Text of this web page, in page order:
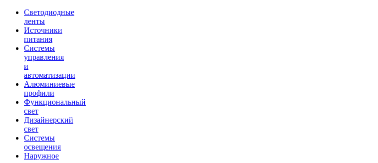
Светодиодные
ленты
Источники
питания
Системы
управления
и
автоматизации
Алюминиевые
профили
Функциональный
свет
Дизайнерский
свет
Системы
освещения
Наружное